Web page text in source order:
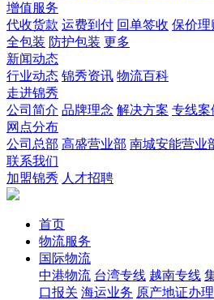
增值服务
代收货款 运费到付 回单签收 保价理
全包装 防护包装 更多
新闻动态
行业动态 锦秀资讯 物流百科
走进锦秀
公司简介 品牌理念 解决方案 专线案
网点分布
公司总部 高盛营业部 南城安能营业
联系我们
加盟锦秀 人才招聘
首页
物流服务
国际物流
中港物流 台湾专线 越南专线
口报关 海运业务 原产地证办理